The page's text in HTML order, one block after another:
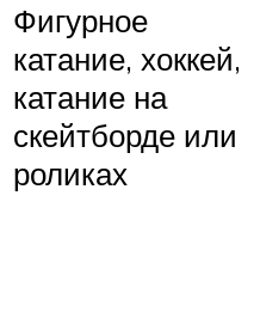
Фигурное
катание, хоккей,
катание на
скейтборде или
роликах